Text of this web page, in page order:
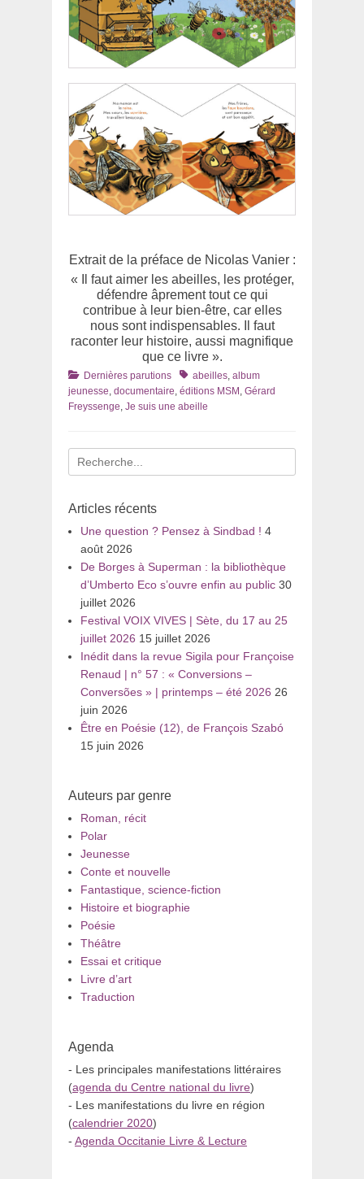
Extrait de la préface de Nicolas Vanier :
« Il faut aimer les abeilles, les protéger,
défendre âprement tout ce qui
contribue à leur bien-être, car elles
nous sont indispensables. Il faut
raconter leur histoire, aussi magnifique
que ce livre ».
Catégories
Dernières parutions Tagsabeilles, album
jeunesse, documentaire, éditions MSM , Gérard
Freyssenge, Je suis une abeille
Recherche
pour
Articles récents
Une question ? Pensez à Sindbad ! 4
août 2026
De Borges à Superman : la bibliothèque
d’Umberto Eco s’ouvre enfin au public 30
juillet 2026
Festival VOIX VIVES | Sète, du 17 au 25
juillet 2026 15 juillet 2026
Inédit dans la revue Sigila pour Françoise
Renaud | n° 57 : « Conversions –
Conversões » | printemps – été 2026 26
juin 2026
Être en Poésie (12), de François Szabó
15 juin 2026
Auteurs par genre
Roman, récit
Polar
Jeunesse
Conte et nouvelle
Fantastique, science-fiction
Histoire et biographie
Poésie
Théâtre
Essai et critique
Livre d’art
Traduction
Agenda
- Les principales manifestations littéraires
(agenda du Centre national du livre)
- Les manifestations du livre en région
(calendrier 2020)
- Agenda Occitanie Livre & Lecture